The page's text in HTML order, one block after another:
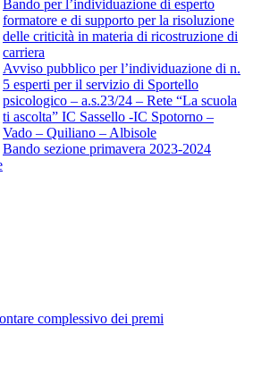
Bando per l’individuazione di esperto
formatore e di supporto per la risoluzione
delle criticità in materia di ricostruzione di
carriera
Avviso pubblico per l’individuazione di n.
5 esperti per il servizio di Sportello
psicologico – a.s.23/24 – Rete “La scuola
ti ascolta” IC Sassello -IC Spotorno –
Vado – Quiliano – Albisole
Bando sezione primavera 2023-2024
complessivo dei premi